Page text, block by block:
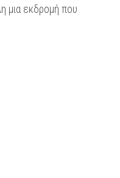
μια εκδρομή που